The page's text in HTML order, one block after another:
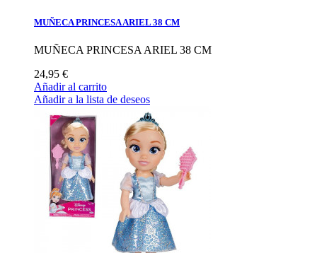
MUÑECA PRINCESA ARIEL 38 CM
MUÑECA PRINCESA ARIEL 38 CM
24,95 €
Añadir al carrito
Añadir a la lista de deseos